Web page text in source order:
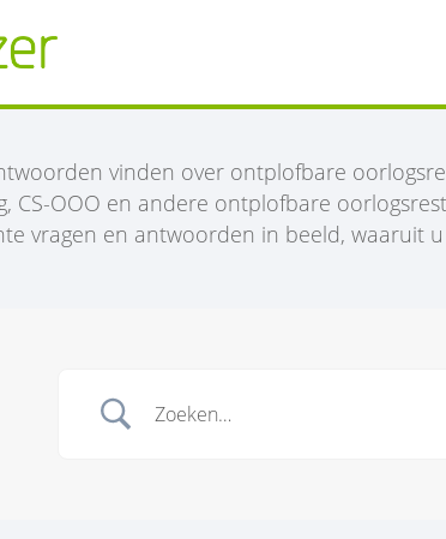
vinden over ontplofbare
CS-OOO en andere ontplofbare
vragen en antwoorden in beeld, waaruit